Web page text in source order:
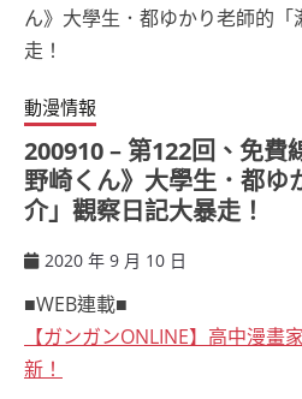
動漫情報
200910 – 第122回、免費
野崎くん》大學生．都ゆ
介」觀察日記大暴走！
2020 年 9 月 10 日
■WEB連載■
【ガンガンONLINE】高中漫畫
新！